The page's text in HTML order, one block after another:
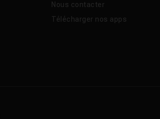
Nous contacter
Télécharger nos apps